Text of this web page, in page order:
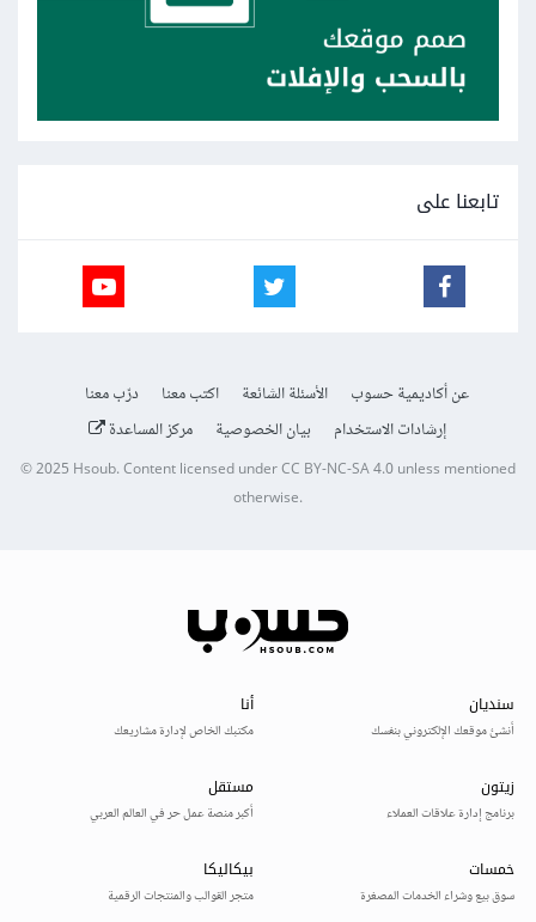
تابعنا على
عن أكاديمية حسوب الأسئلة الشائعة اكتب معنا
درّب معنا
إرشادات الاستخدام
بيان الخصوصية مركز المساعدة
© 2025Hsoub.Content licensed underCC BY-NC-SA 4.0unless mentioned
otherwise.